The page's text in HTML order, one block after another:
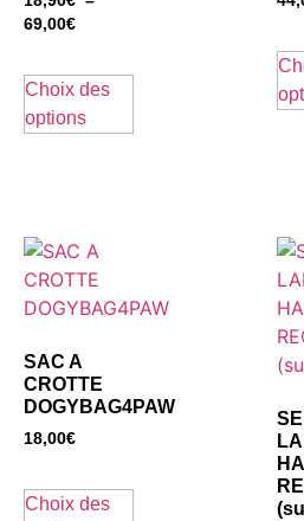
69,00€
Choix des
options
SAC A
CROTTE
DOGYBAG4PAW
18,00€
Choix des